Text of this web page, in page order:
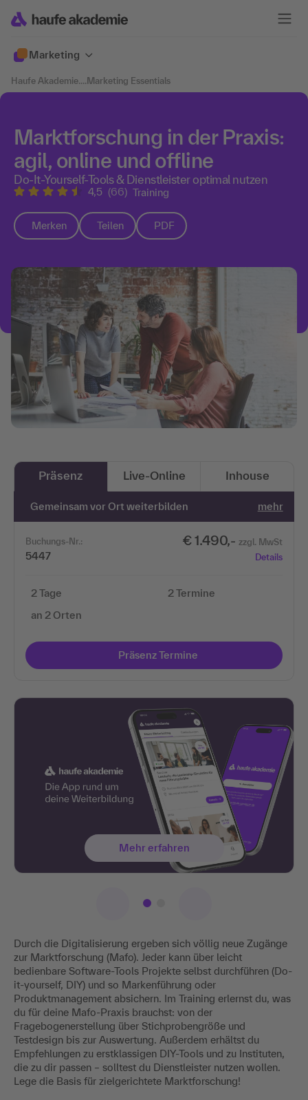
Marketing
Haufe Akademie....Marketing Essentials
Marktforschung in der Praxis:
agil, online und offline
Do-It-Yourself-Tools & Dienstleister optimal nutzen
4,5 (66) Training
Merken Teilen PDF
Durch die Digitalisierung ergeben sich völlig neue Zugänge
zur Marktforschung (Mafo). Jeder kann über leicht
bedienbare Software-Tools Projekte selbst durchführen (Do-
it-yourself, DIY) und so Markenführung oder
Produktmanagement absichern. Im Training erlernst du, was
du für deine Mafo-Praxis brauchst: von der
Fragebogenerstellung über Stichprobengröße und
Testdesign bis zur Auswertung. Außerdem erhältst du
Empfehlungen zu erstklassigen DIY-Tools und zu Instituten,
die zu dir passen – solltest du Dienstleister nutzen wollen.
Lege die Basis für zielgerichtete Marktforschung!
Präsenz Live-Online Inhouse
Gemeinsam vor Ort weiterbilden mehr
Buchungs-Nr.:
5447
€ 1.490,- zzgl. MwSt
Details
2 Tage
an 2 Orten
2 Termine
Präsenz Termine
Mehr erfahren